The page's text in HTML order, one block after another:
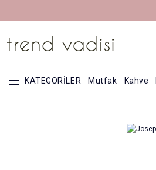
KATEGORİLER Mutfak Kahve